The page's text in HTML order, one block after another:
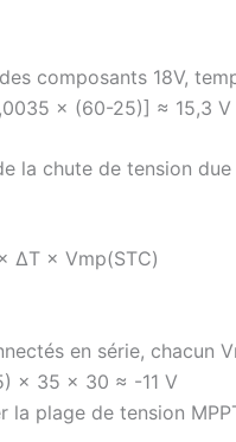
composants 18V,
× (60-25)] ≈ 15,3 V
la chute de tension
ΔT × Vmp(STC)
en série, chacun
× 35 × 30 ≈ -11 V
la plage de tension